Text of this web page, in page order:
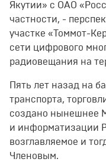
Якутии» с ОАО
частности, -
участке «Томмот-
сети цифрового
радиовещания на
Пять лет назад на
транспорта,
создано нынешнее
и информатизации
возглавляемое и
Членовым.